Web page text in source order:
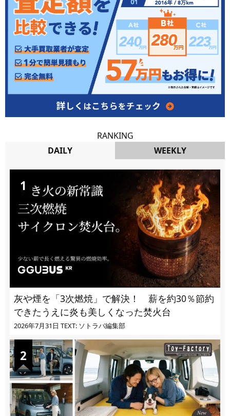
RANKING
DAILY
WEEKLY
灰や煙を「3次燃焼」で解決！ 薪を約30％節約
できたうえに炎も美しくなった焚火台
2026年7月31日 TEXT: ソトラバ編集部